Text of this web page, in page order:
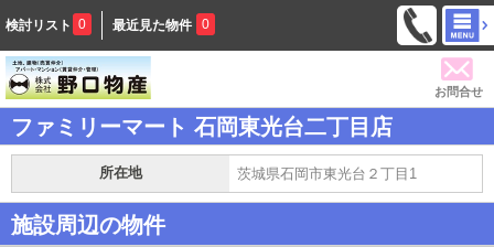
検討リスト 0 最近見た物件 0
お問合せ
ファミリーマート 石岡東光台二丁目店
所在地 茨城県石岡市東光台２丁目1
施設周辺の物件